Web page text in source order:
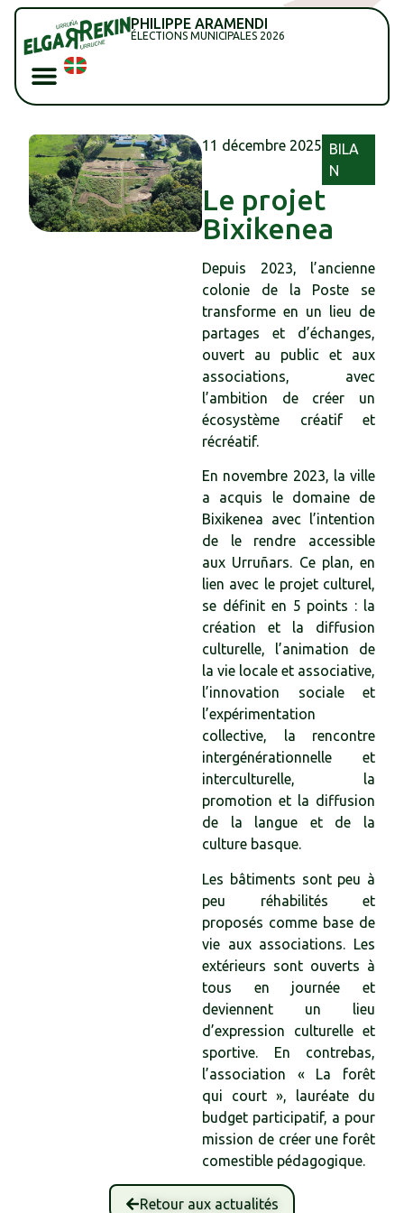
PHILIPPE ARAMENDI
ÉLECTIONS MUNICIPALES 2026
11 décembre 2025 BILA
N
Le projet
Bixikenea
Depuis 2023, l’ancienne
colonie de la Poste se
transforme en un lieu de
partages et d’échanges,
ouvert au public et aux
associations, avec
l’ambition de créer un
écosystème créatif et
récréatif.
En novembre 2023, la ville
a acquis le domaine de
Bixikenea avec l’intention
de le rendre accessible
aux Urruñars. Ce plan, en
lien avec le projet culturel,
se définit en 5 points : la
création et la diffusion
culturelle, l’animation de
la vie locale et associative,
l’innovation sociale et
l’expérimentation
collective, la rencontre
intergénérationnelle et
interculturelle, la
promotion et la diffusion
de la langue et de la
culture basque.
Les bâtiments sont peu à
peu réhabilités et
proposés comme base de
vie aux associations. Les
extérieurs sont ouverts à
tous en journée et
deviennent un lieu
d’expression culturelle et
sportive. En contrebas,
l’association « La forêt
qui court », lauréate du
budget participatif, a pour
mission de créer une forêt
comestible pédagogique.
Retour aux actualités